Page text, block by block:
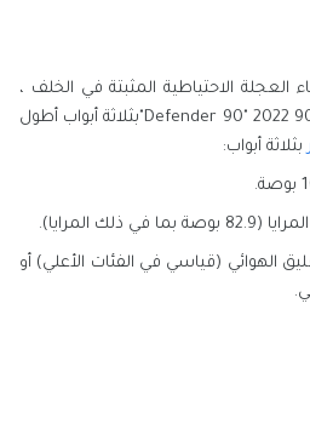
باستثناء العجلة الاحتياطية المثبتة في الخلف ،
يبلغ طول لاند روفر ديفندر 90 2022 "Defender 90"بثلاثة أبواب أطول
بثلاثة أبواب:
مع التعليق الهوائي (قياسي في الفئات الأعلي) أو